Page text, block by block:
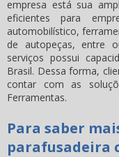
empresa está sua
eficientes para
automobilístico,
de autopeças, entre
serviços possui
Brasil. Dessa forma,
contar com as
Ferramentas.
Para saber
parafusadeira